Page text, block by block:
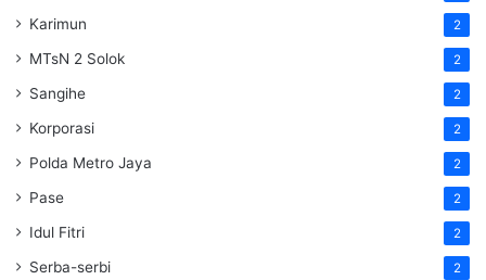
Karimun 2
MTsN 2 Solok 2
Sangihe 2
Korporasi 2
Polda Metro Jaya 2
Pase 2
Idul Fitri 2
Serba-serbi 2